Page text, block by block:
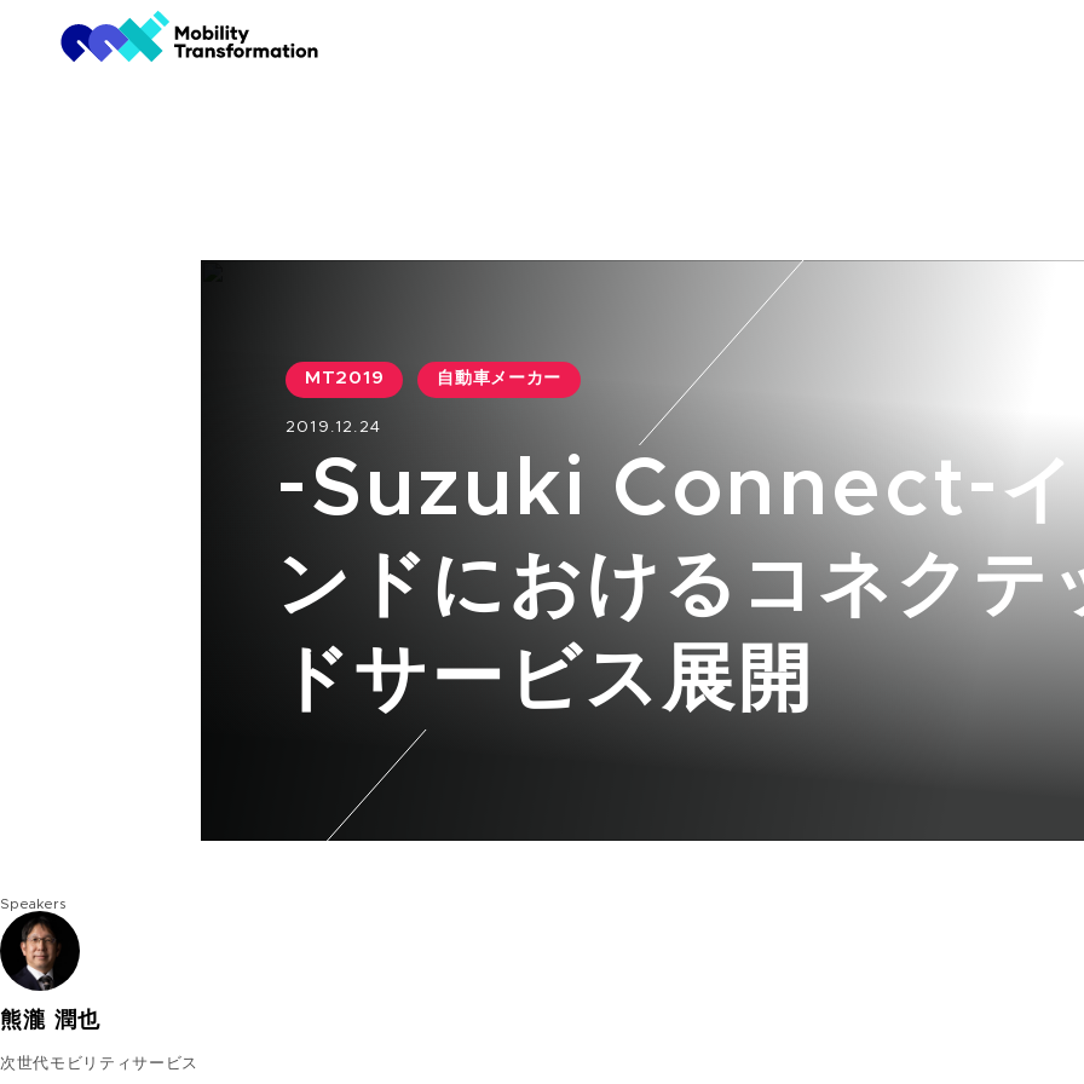
MT2019 自動車メーカー
2019.12.24
-Suzuki Connect-イ
ンドにおけるコネクテ
ドサービス展開
Speakers
熊瀧 潤也
次世代モビリティサービス